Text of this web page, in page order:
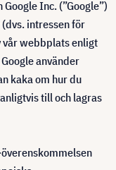
Inc. (”Google”)
intressen för
vår webbplats enligt
använder
kaka om hur du
till och lagras